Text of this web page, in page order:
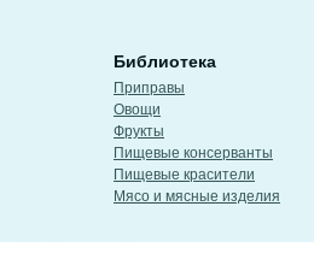
Библиотека
Приправы
Овощи
Фрукты
Пищевые консерванты
Пищевые красители
Мясо и мясные изделия